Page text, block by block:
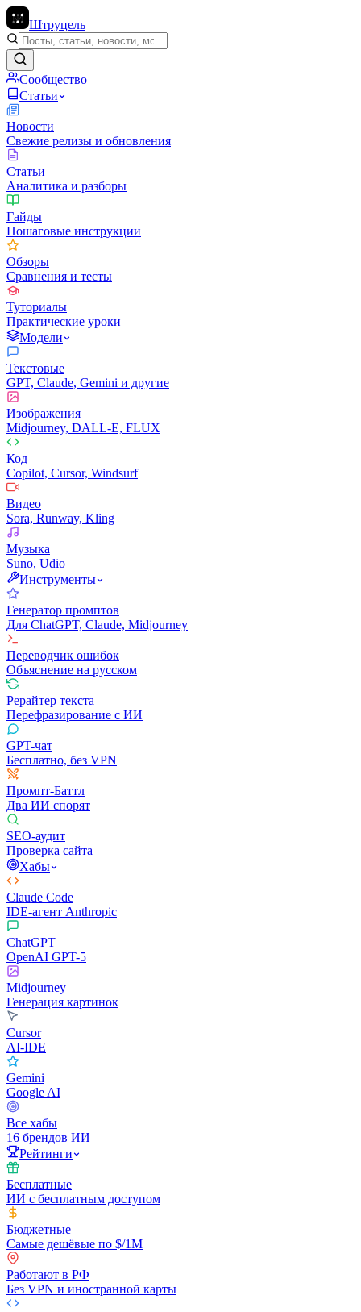
Штруцель
Сообщество
Статьи
Новости
Свежие релизы и обновления
Статьи
Аналитика и разборы
Гайды
Пошаговые инструкции
Обзоры
Сравнения и тесты
Туториалы
Практические уроки
Модели
Текстовые
GPT, Claude, Gemini и другие
Изображения
Midjourney, DALL-E, FLUX
Код
Copilot, Cursor, Windsurf
Видео
Sora, Runway, Kling
Музыка
Suno, Udio
Инструменты
Генератор промптов
Для ChatGPT, Claude, Midjourney
Переводчик ошибок
Объяснение на русском
Рерайтер текста
Перефразирование с ИИ
GPT-чат
Бесплатно, без VPN
Промпт-Баттл
Два ИИ спорят
SEO-аудит
Проверка сайта
Хабы
Claude Code
IDE-агент Anthropic
ChatGPT
OpenAI GPT-5
Midjourney
Генерация картинок
Cursor
AI-IDE
Gemini
Google AI
Все хабы
16 брендов ИИ
Рейтинги
Бесплатные
ИИ с бесплатным доступом
Бюджетные
Самые дешёвые по $/1M
Работают в РФ
Без VPN и иностранной карты